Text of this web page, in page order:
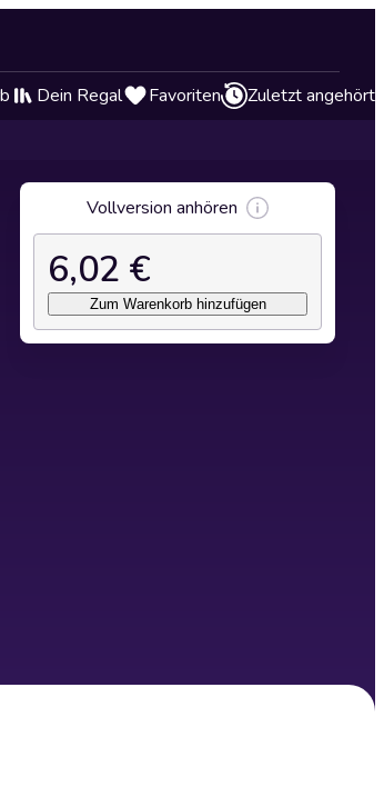
Dein Regal Favoriten Zuletzt angehört
Vollversion anhören
6,02 €
Zum Warenkorb hinzufügen